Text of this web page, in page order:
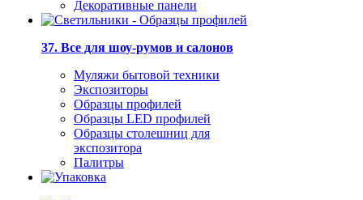
Декоративные панели
37. Все для шоу-румов и салонов
Муляжи бытовой техники
Экспозиторы
Образцы профилей
Образцы LED профилей
Образцы столешниц для
экспозитора
Палитры